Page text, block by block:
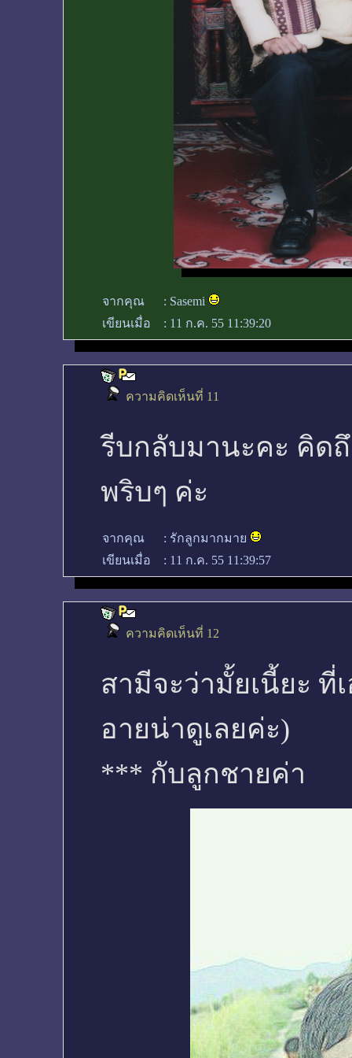
จากคุณ : Sasemi
เขียนเมื่อ
: 11 ก.ค. 55 11:39:20
ความคิดเห็นที่ 11
รีบกลับมานะคะ คิด
พริบๆ ค่ะ
จากคุณ : รักลูกมากมาย
เขียนเมื่อ
: 11 ก.ค. 55 11:39:57
ความคิดเห็นที่ 12
สามีจะว่ามั้ยเนี้ยะ ที่
อายน่าดูเลยค่ะ)
*** กับลูกชายค่า